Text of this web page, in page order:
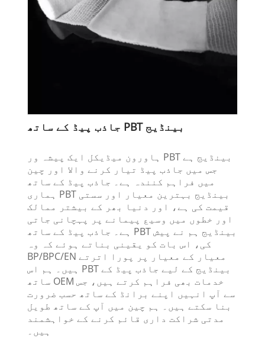
جاذب پیڈ کے ساتھ PBT بینڈیج
ہاورون میڈیکل ایک پیشہ ور PBT بینڈیج ہے
جس میں جاذب پیڈ تیار کرنے والا اور چین
میں فراہم کنندہ ہے۔ جاذب پیڈ کے ساتھ
ہماری PBT بینڈیج بہترین معیار اور سستی
قیمت کی ہے، اور دنیا بھر کے بیشتر ممالک
اور خطوں میں وسیع پیمانے پر پہچانی جاتی
ہے۔ جاذب پیڈ کے ساتھ PBT بینڈیج ہم نے پیش
کی، اس بات کو یقینی بناتے ہوئے کہ وہ
BP/BPC/EN معیار کے معیار پر پورا اترتے
ہیں۔ ہم اس PBT بینڈیج کے لیے جاذب پیڈ کے
ساتھ OEM خدمات بھی فراہم کرتے ہیں، جس
سے آپ انہیں اپنے برانڈ کے ساتھ حسب ضرورت
بنا سکتے ہیں۔ ہم چین میں آپ کے ساتھ طویل
مدتی شراکت داری قائم کرنے کے خواہشمند
ہیں۔